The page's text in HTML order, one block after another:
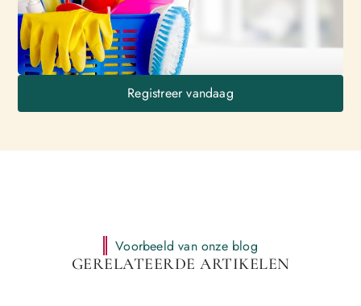
Registreer vandaag
Voorbeeld van onze blog
GERELATEERDE ARTIKELEN